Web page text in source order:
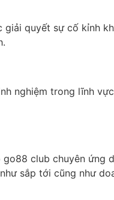
quyết sự cố kỉnh
nghiệm trong lĩnh
club chuyên ứng
sắp tới cũng như